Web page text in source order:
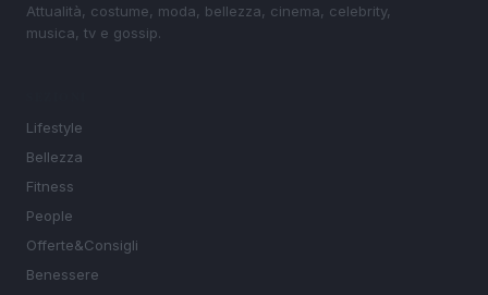
Attualità, costume, moda, bellezza, cinema, celebrity,
musica, tv e gossip.
Lifestyle
Bellezza
Fitness
People
Offerte&Consigli
Benessere